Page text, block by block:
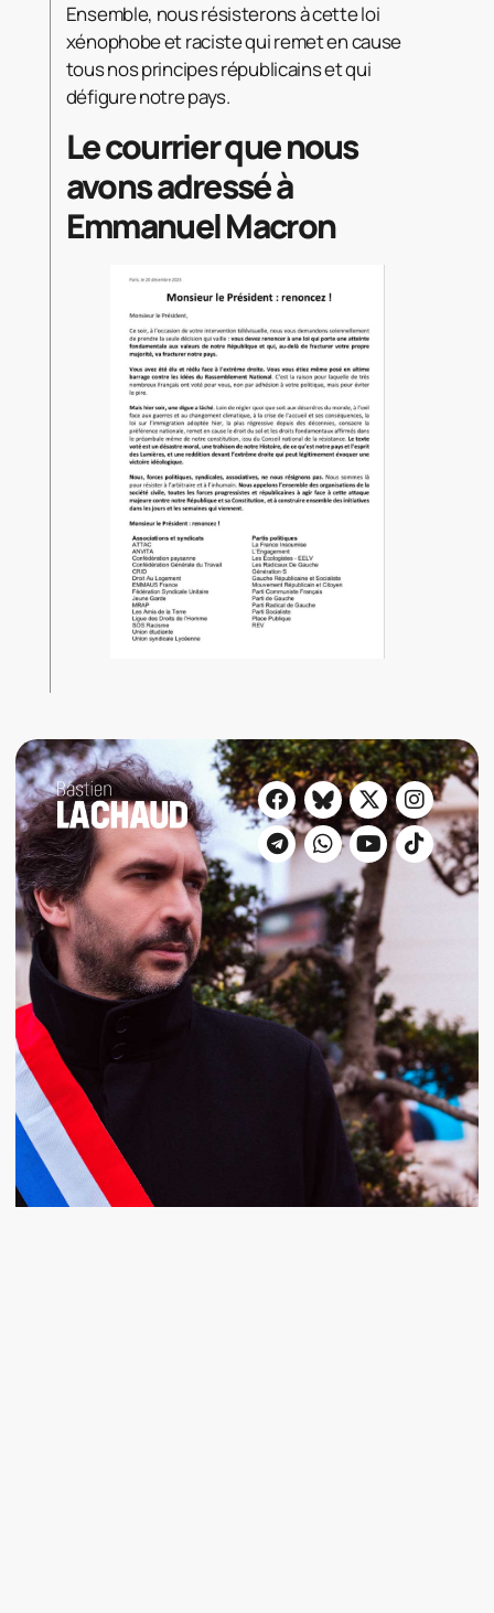
Ensemble, nous résisterons à cette loi
xénophobe et raciste qui remet en cause
tous nos principes républicains et qui
défigure notre pays.
Le courrier que nous
avons adressé à
Emmanuel Macron